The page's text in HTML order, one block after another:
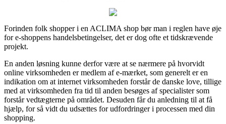
Forinden folk shopper i en ACLIMA shop bør man i reglen have øje
for e-shoppens handelsbetingelser, det er dog ofte et tidskrævende
projekt.
En anden løsning kunne derfor være at se nærmere på hvorvidt
online virksomheden er medlem af e-mærket, som generelt er en
indikation om at internet virksomheden forstår de danske love, tillige
med at virksomheden fra tid til anden besøges af specialister som
forstår vedtægterne på området. Desuden får du anledning til at få
hjælp, for så vidt du udsættes for udfordringer i processen med din
shopping.